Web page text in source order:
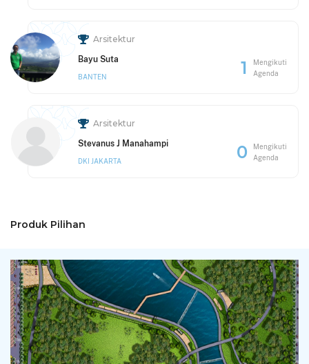
Arsitektur
Bayu Suta
BANTEN 1
Mengikuti
Agenda
Arsitektur
Stevanus J Manahampi
DKI JAKARTA 0
Mengikuti
Agenda
Produk Pilihan